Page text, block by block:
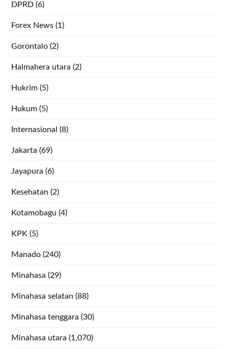
DPRD (6)
Forex News (1)
Gorontalo (2)
Halmahera utara (2)
Hukrim (5)
Hukum (5)
Internasional (8)
Jakarta (69)
Jayapura (6)
Kesehatan (2)
Kotamobagu (4)
KPK (5)
Manado (240)
Minahasa (29)
Minahasa selatan (88)
Minahasa tenggara (30)
Minahasa utara (1,070)